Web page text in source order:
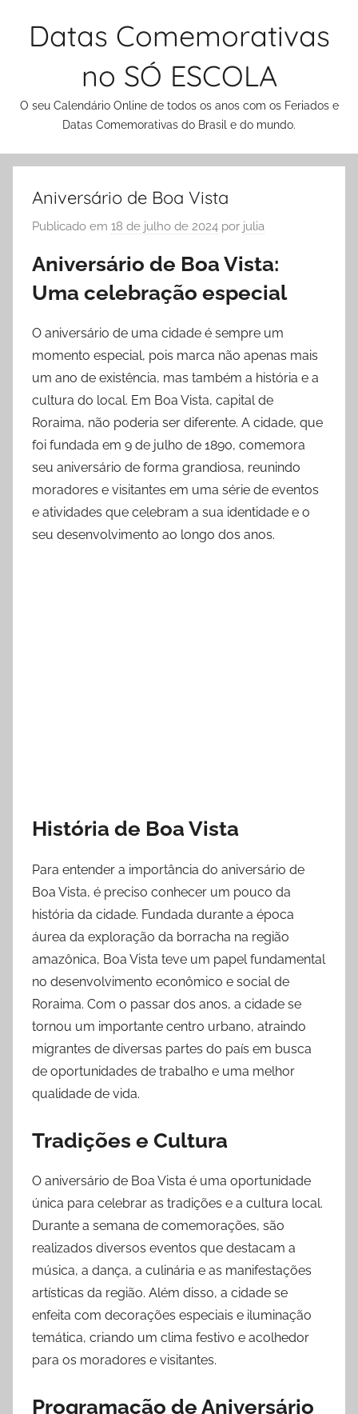
Datas Comemorativas
no SÓ ESCOLA
O seu Calendário Online de todos os anos com os Feriados e
Datas Comemorativas do Brasil e do mundo.
Aniversário de Boa Vista
Publicado em 18 de julho de 2024 por julia
Aniversário de Boa Vista:
Uma celebração especial
O aniversário de uma cidade é sempre um
momento especial, pois marca não apenas mais
um ano de existência, mas também a história e a
cultura do local. Em Boa Vista, capital de
Roraima, não poderia ser diferente. A cidade, que
foi fundada em 9 de julho de 1890, comemora
seu aniversário de forma grandiosa, reunindo
moradores e visitantes em uma série de eventos
e atividades que celebram a sua identidade e o
seu desenvolvimento ao longo dos anos.
História de Boa Vista
Para entender a importância do aniversário de
Boa Vista, é preciso conhecer um pouco da
história da cidade. Fundada durante a época
áurea da exploração da borracha na região
amazônica, Boa Vista teve um papel fundamental
no desenvolvimento econômico e social de
Roraima. Com o passar dos anos, a cidade se
tornou um importante centro urbano, atraindo
migrantes de diversas partes do país em busca
de oportunidades de trabalho e uma melhor
qualidade de vida.
Tradições e Cultura
O aniversário de Boa Vista é uma oportunidade
única para celebrar as tradições e a cultura local.
Durante a semana de comemorações, são
realizados diversos eventos que destacam a
música, a dança, a culinária e as manifestações
artísticas da região. Além disso, a cidade se
enfeita com decorações especiais e iluminação
temática, criando um clima festivo e acolhedor
para os moradores e visitantes.
Programação de Aniversário